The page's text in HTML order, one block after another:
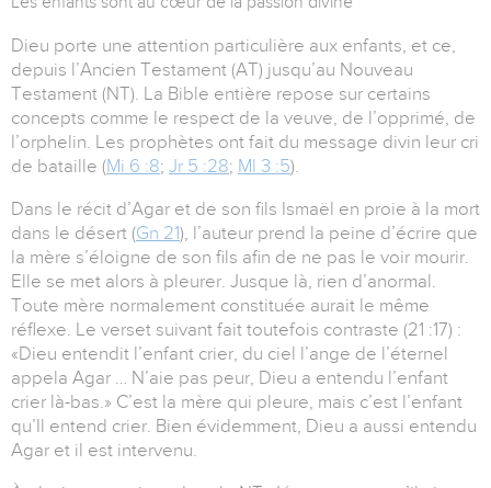
Dieu porte une attention particulière aux enfants, et ce,
depuis l’Ancien Testament (AT) jusqu’au Nouveau
Testament (NT). La Bible entière repose sur certains
concepts comme le respect de la veuve, de l’opprimé, de
l’orphelin. Les prophètes ont fait du message divin leur cri
de bataille (Mi 6 :8; Jr 5 :28; Ml 3 :5).
Dans le récit d’Agar et de son fils Ismaël en proie à la mort
dans le désert (Gn 21), l’auteur prend la peine d’écrire que
la mère s’éloigne de son fils afin de ne pas le voir mourir.
Elle se met alors à pleurer. Jusque là, rien d’anormal.
Toute mère normalement constituée aurait le même
réflexe. Le verset suivant fait toutefois contraste (21 :17) :
«Dieu entendit l’enfant crier, du ciel l’ange de l’éternel
appela Agar … N’aie pas peur, Dieu a entendu l’enfant
crier là-bas.» C’est la mère qui pleure, mais c’est l’enfant
qu’Il entend crier. Bien évidemment, Dieu a aussi entendu
Agar et il est intervenu.